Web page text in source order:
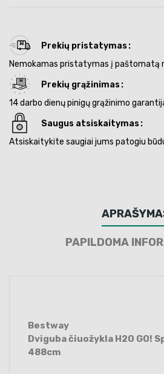
Prekių pristatymas
Nemokamas pristatymas į paštomatą
Prekių grąžinimas
14 darbo dienų pinigų grąžinimo
Saugus atsiskaitymas
Atsiskaitykite saugiai jums patogiu
PAPILDOMA
Bestway
Dviguba čiuožykla H2O GO!
488cm